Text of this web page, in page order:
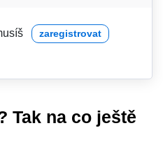
zaregistrovat
Tak na co ještě